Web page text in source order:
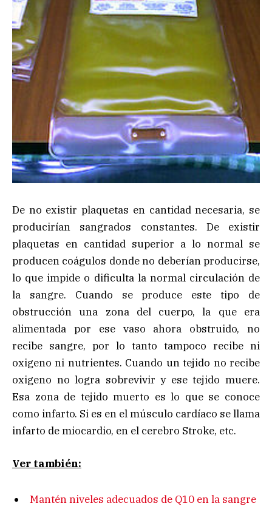
De no existir plaquetas en cantidad necesaria, se
producirían sangrados constantes. De existir
plaquetas en cantidad superior a lo normal se
producen coágulos donde no deberían producirse,
lo que impide o dificulta la normal circulación de
la sangre. Cuando se produce este tipo de
obstrucción una zona del cuerpo, la que era
alimentada por ese vaso ahora obstruido, no
recibe sangre, por lo tanto tampoco recibe ni
oxigeno ni nutrientes. Cuando un tejido no recibe
oxigeno no logra sobrevivir y ese tejido muere.
Esa zona de tejido muerto es lo que se conoce
como infarto. Si es en el músculo cardíaco se llama
infarto de miocardio, en el cerebro Stroke, etc.
Ver también:
Mantén niveles adecuados de Q10 en la sangre